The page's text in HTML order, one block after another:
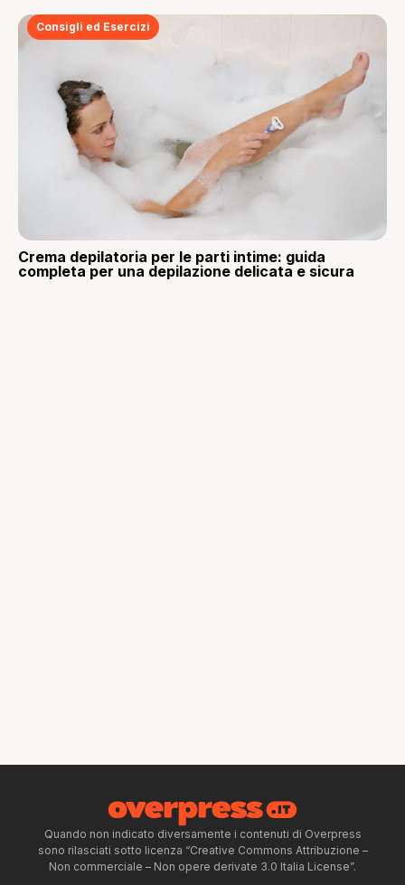
Consigli ed Esercizi
Crema depilatoria per le parti intime: guida
completa per una depilazione delicata e sicura
Quando non indicato diversamente i contenuti di Overpress
sono rilasciati sotto licenza “Creative Commons Attribuzione –
Non commerciale – Non opere derivate 3.0 Italia License”.